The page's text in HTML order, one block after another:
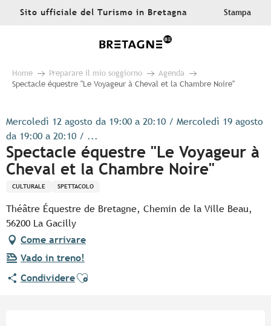
AllerSito ufficiale del Turismo in Bretagna Stampa
Home Preparare il mio soggiorno
Agenda
Spectacle équestre "Le Voyageur à Cheval et la Chambre Noire"
Mercoledì 12 agosto da 19:00 a 20:10 / Mercoledì 19 agosto
da 19:00 a 20:10 / ...
Spectacle équestre "Le Voyageur à
Cheval et la Chambre Noire"
CULTURALE SPETTACOLO
Théâtre Équestre de Bretagne, Chemin de la Ville Beau,
56200 La Gacilly
Come arrivare
Vado in treno!
CondividereAjouter aux favoris